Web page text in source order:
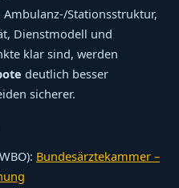
Stationsstruktur,
Dienstmodell und
klar sind, werden
deutlich besser
sicherer.
Bundesärztekammer –